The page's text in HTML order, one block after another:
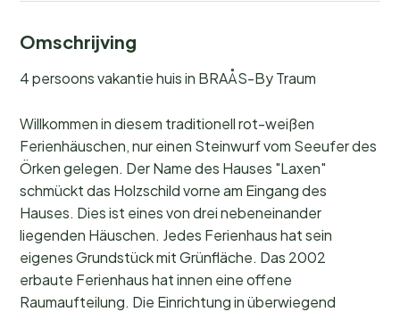
Omschrijving
4 persoons vakantie huis in BRAÅS-By Traum
Willkommen in diesem traditionell rot-weißen
Ferienhäuschen, nur einen Steinwurf vom Seeufer des
Örken gelegen. Der Name des Hauses "Laxen"
schmückt das Holzschild vorne am Eingang des
Hauses. Dies ist eines von drei nebeneinander
liegenden Häuschen. Jedes Ferienhaus hat sein
eigenes Grundstück mit Grünfläche. Das 2002
erbaute Ferienhaus hat innen eine offene
Raumaufteilung. Die Einrichtung in überwiegend